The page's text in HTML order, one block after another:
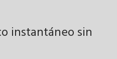
instantáneo sin